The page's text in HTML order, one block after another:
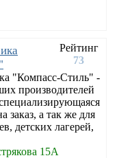
Рейтинг
73
"Компасс-Стиль" -
производителей
заказ, а так же для
детских лагерей,
15А